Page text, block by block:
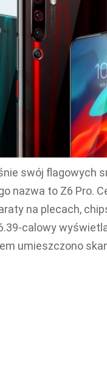
swój flagowych
nazwa to Z6 Pro.
na plecach,
calowy
umieszczono